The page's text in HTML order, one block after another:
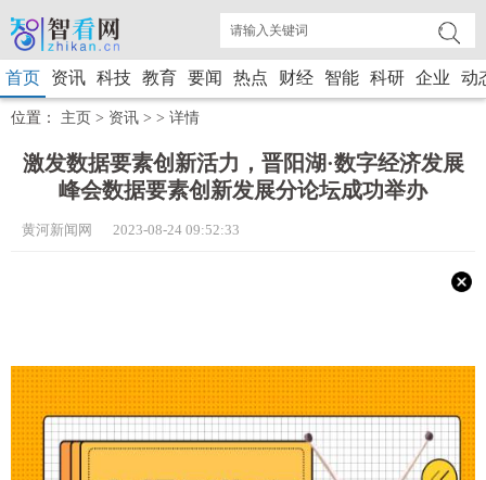
首页 资讯 科技 教育 要闻 热点 财经 智能 科研 企业 动
位置： 主页 > 资讯 > > 详情
激发数据要素创新活力，晋阳湖·数字经济发展
峰会数据要素创新发展分论坛成功举办
黄河新闻网 2023-08-24 09:52:33